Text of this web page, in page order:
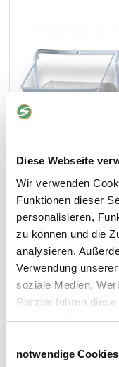
Diese Webseite
Wir verwenden
Funktionen dieser
personalisieren,
zu können und die
analysieren.
Verwendung
soziale Medien,
Partner führen
weiteren Daten
gesammelt haben.
notwendige Cookies
38,90 €
1-2 Werktage
Metallölkanne
300 ccm